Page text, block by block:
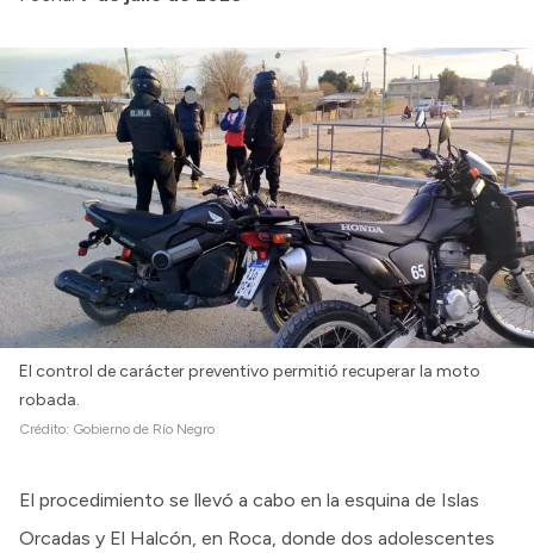
Login
El control de carácter preventivo permitió recuperar la moto
robada.
Crédito: Gobierno de Río Negro
El procedimiento se llevó a cabo en la esquina de Islas
Orcadas y El Halcón, en Roca, donde dos adolescentes